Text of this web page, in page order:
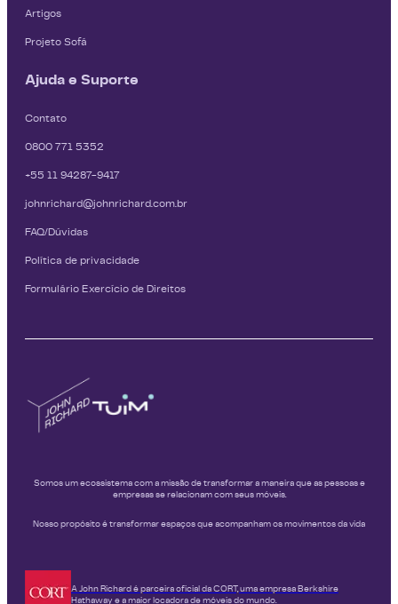
Artigos
Projeto Sofá
Ajuda e Suporte
Contato
0800 771 5352
+55 11 94287-9417
johnrichard@johnrichard.com.br
FAQ/Dúvidas
Política de privacidade
Formulário Exercício de Direitos
Somos um ecossistema com a missão de transformar a maneira que as pessoas e
empresas se relacionam com seus móveis.
Nosso propósito é transformar espaços que acompanham os movimentos da vida
A John Richard é parceira oficial da CORT, uma empresa Berkshire
Hathaway e a maior locadora de móveis do mundo.